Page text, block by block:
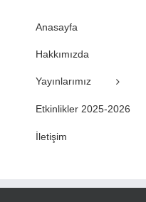
Anasayfa
Hakkımızda
Yayınlarımız
Etkinlikler 2025-2026
İletişim